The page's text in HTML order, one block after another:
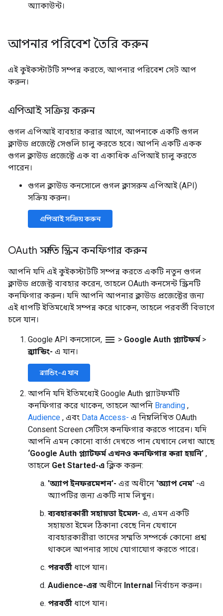
অ্যাকাউন্ট।
আপনার পরিবেশ তৈরি করুন
এই কুইকস্টার্টটি সম্পন্ন করতে, আপনার পরিবেশ সেট আপ
করুন।
এপিআই সক্রিয় করুন
গুগল এপিআই ব্যবহার করার আগে, আপনাকে একটি গুগল
ক্লাউড প্রজেক্টে সেগুলি চালু করতে হবে। আপনি একটি একক
গুগল ক্লাউড প্রজেক্টে এক বা একাধিক এপিআই চালু করতে
পারেন।
গুগল ক্লাউড কনসোলে গুগল ক্লাসরুম এপিআই (API)
সক্রিয় করুন।
এপিআই সক্রিয় করুন
OAuth সম্মতি স্ক্রিন কনফিগার করুন
আপনি যদি এই কুইকস্টার্টটি সম্পন্ন করতে একটি নতুন গুগল
ক্লাউড প্রজেক্ট ব্যবহার করেন, তাহলে OAuth কনসেন্ট স্ক্রিনটি
কনফিগার করুন। যদি আপনি আপনার ক্লাউড প্রজেক্টের জন্য
এই ধাপটি ইতিমধ্যেই সম্পন্ন করে থাকেন, তাহলে পরবর্তী বিভাগে
চলে যান।
Google API কনসোলে, menu > Google Auth প্ল্যাটফর্ম >
ব্র্যান্ডিং- এ যান।
ব্র্যান্ডিং-এ যান
আপনি যদি ইতিমধ্যেই Google Auth প্ল্যাটফর্মটি
কনফিগার করে থাকেন, তাহলে আপনি Branding ,
Audience , এবং Data Access- এ নিম্নলিখিত OAuth
Consent Screen সেটিংস কনফিগার করতে পারেন। যদি
আপনি এমন কোনো বার্তা দেখতে পান যেখানে লেখা আছে
‘Google Auth প্ল্যাটফর্ম এখনও কনফিগার করা হয়নি’ ,
তাহলে Get Started-এ ক্লিক করুন:
'অ্যাপ ইনফরমেশন'- এর অধীনে 'অ্যাপ নেম' -এ
অ্যাপটির জন্য একটি নাম লিখুন।
ব্যবহারকারী সহায়তা ইমেল- এ, এমন একটি
সহায়তা ইমেল ঠিকানা বেছে নিন যেখানে
ব্যবহারকারীরা তাদের সম্মতি সম্পর্কে কোনো প্রশ্ন
থাকলে আপনার সাথে যোগাযোগ করতে পারে।
পরবর্তী ধাপে যান।
Audience-এর অধীনে Internal নির্বাচন করুন।
পরবর্তী ধাপে যান।